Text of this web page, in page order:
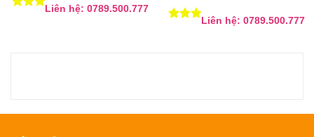
Liên hệ: 0789.500.777
Liên hệ: 0789.500.777